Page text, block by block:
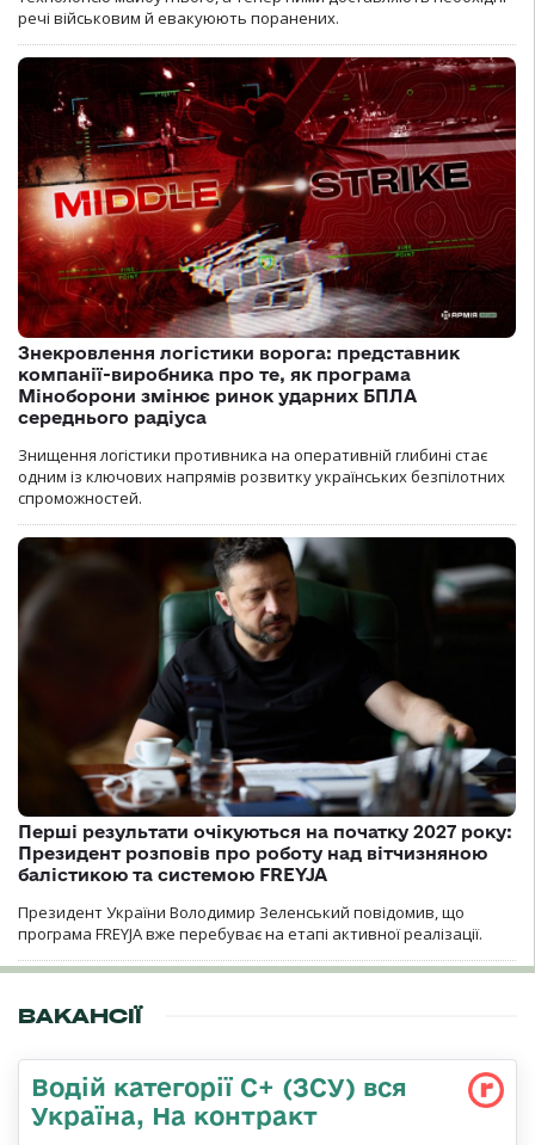
речі військовим й евакуюють поранених.
Знекровлення логістики ворога: представник
компанії-виробника про те, як програма
Міноборони змінює ринок ударних БПЛА
середнього радіуса
Знищення логістики противника на оперативній глибині стає
одним із ключових напрямів розвитку українських безпілотних
спроможностей.
Перші результати очікуються на початку 2027 року:
Президент розповів про роботу над вітчизняною
балістикою та системою FREYJA
Президент України Володимир Зеленський повідомив, що
програма FREYJA вже перебуває на етапі активної реалізації.
ВАКАНСІЇ
Водій категорії С+ (ЗСУ) вся
Україна, На контракт